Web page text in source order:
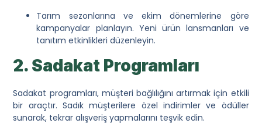
Tarım sezonlarına ve ekim dönemlerine göre
kampanyalar planlayın. Yeni ürün lansmanları ve
tanıtım etkinlikleri düzenleyin.
2. Sadakat Programları
Sadakat programları, müşteri bağlılığını artırmak için etkili
bir araçtır. Sadık müşterilere özel indirimler ve ödüller
sunarak, tekrar alışveriş yapmalarını teşvik edin.